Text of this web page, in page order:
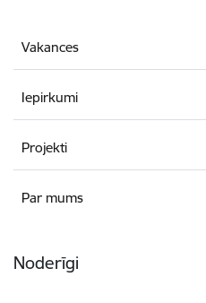
Vakances
Iepirkumi
Projekti
Par mums
Noderīgi